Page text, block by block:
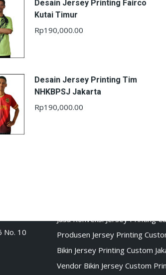
Desain Jersey Printing Fairco
Kutai Timur
Rp190,000.00
Desain Jersey Printing Tim
NHKBPSJ Jakarta
Rp190,000.00
No. 10
Jasa Konveksi Jersey Printing
Produsen Jersey Printing
Bikin Jersey Printing Custom
Vendor Bikin Jersey Custom